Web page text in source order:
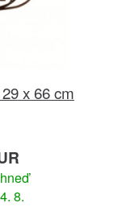
x 66 cm
8.